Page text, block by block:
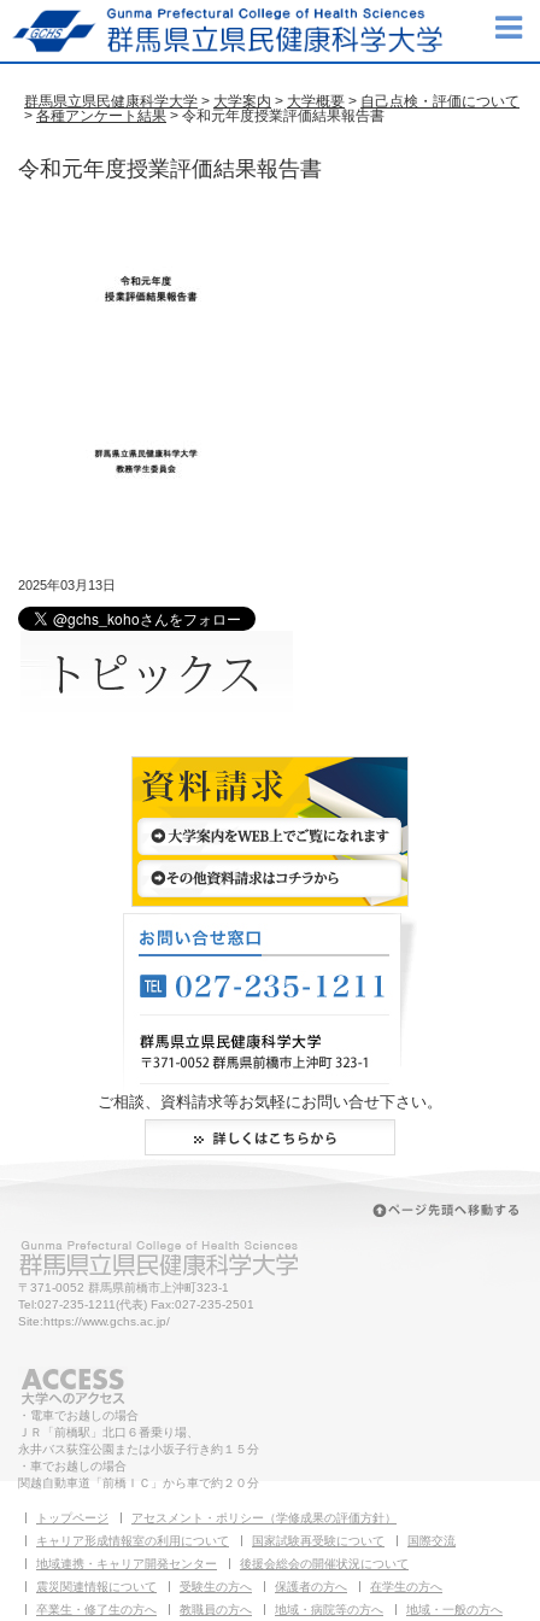
群馬県立県民健康科学大学 > 大学案内 > 大学概要 > 自己点検・評価について
> 各種アンケート結果 > 令和元年度授業評価結果報告書
令和元年度授業評価結果報告書
2025年03月13日
ご相談、資料請求等お気軽にお問い合せ下さい。
〒371-0052 群馬県前橋市上沖町323-1
Tel:027-235-1211(代表) Fax:027-235-2501
Site:https://www.gchs.ac.jp/
・電車でお越しの場合
ＪＲ「前橋駅」北口６番乗り場、
永井バス荻窪公園または小坂子行き約１５分
・車でお越しの場合
関越自動車道「前橋ＩＣ」から車で約２０分
トップページ
アセスメント・ポリシー（学修成果の評価方針）
キャリア形成情報室の利用について
国家試験再受験について
国際交流
地域連携・キャリア開発センター
後援会総会の開催状況について
震災関連情報について
受験生の方へ 保護者の方へ
在学生の方へ
卒業生・修了生の方へ
教職員の方へ 地域・病院等の方へ 地域・一般の方へ